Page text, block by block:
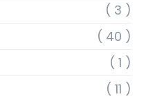
( 3 )
( 40 )
( 1 )
( 11 )